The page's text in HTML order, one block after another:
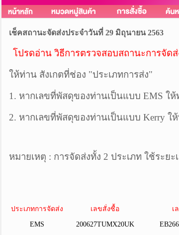
เช็คสถานะจัดส่งประจำวันที่ 29 มิถุนายน 2563
โปรดอ่าน วิธีการตรวจสอบสถานะการจัด
ให้ท่าน สังเกตที่ช่อง "ประเภทการส่ง"
1. หากเลขที่พัสดุของท่านเป็นแบบ EMS ให้
2. หากเลขที่พัสดุของท่านเป็นแบบ Kerry ใ
หมายเหตุ : การจัดส่งทั้ง 2 ประเภท ใช้ระยะ
ประเภทการจัดส่ง เลขสั่งซื้อ เ
EMS 200627TUMX20UK